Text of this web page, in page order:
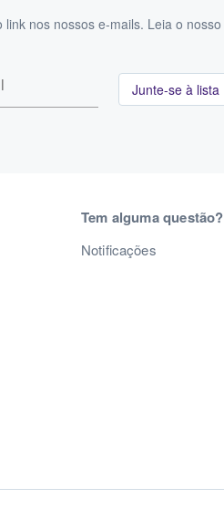
nos nossos e-mails. Leia o nosso
Junte-se à lista
Tem alguma questão?
Notificações